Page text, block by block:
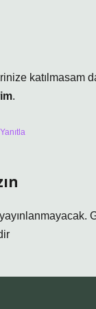
katılmasam
.
Yanıtla